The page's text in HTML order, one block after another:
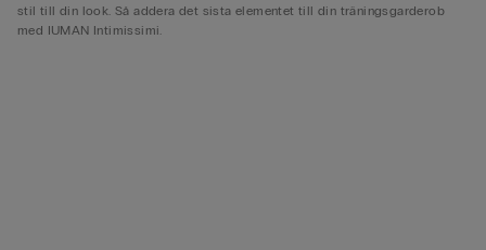
stil till din look. Så addera det sista elementet till din träningsgarderob
med IUMAN Intimissimi.